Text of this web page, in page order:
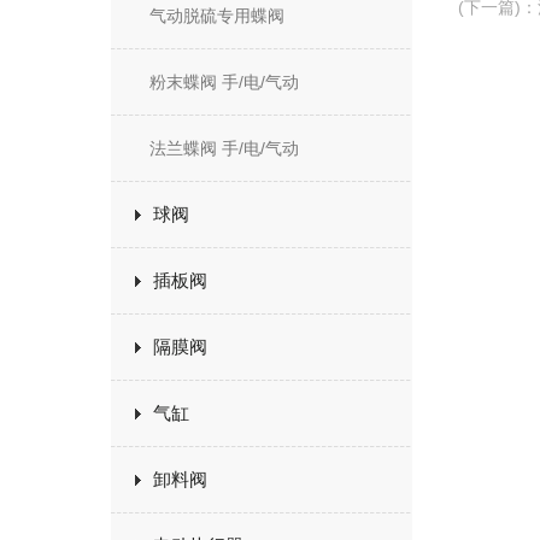
气动脱硫专用蝶阀
粉末蝶阀 手/电/气动
法兰蝶阀 手/电/气动
球阀
插板阀
隔膜阀
气缸
卸料阀
(下一篇) ：